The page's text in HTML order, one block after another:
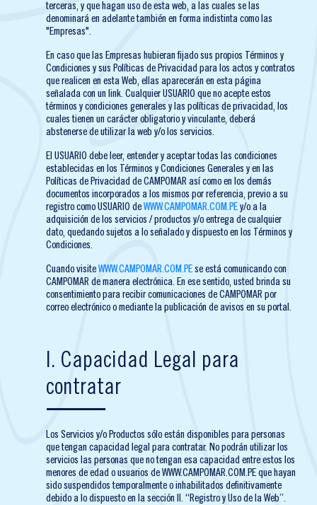
terceras, y que hagan uso de esta web, a las cuales se las
denominará en adelante también en forma indistinta como las
"Empresas".
En caso que las Empresas hubieran fijado sus propios Términos y
Condiciones y sus Políticas de Privacidad para los actos y contratos
que realicen en esta Web, ellas aparecerán en esta página
señalada con un link. Cualquier USUARIO que no acepte estos
términos y condiciones generales y las políticas de privacidad, los
cuales tienen un carácter obligatorio y vinculante, deberá
abstenerse de utilizar la web y/o los servicios.
El USUARIO debe leer, entender y aceptar todas las condiciones
establecidas en los Términos y Condiciones Generales y en las
Políticas de Privacidad de CAMPOMAR así como en los demás
documentos incorporados a los mismos por referencia, previo a su
registro como USUARIO de WWW.CAMPOMAR.COM.PEy/o a la
adquisición de los servicios / productos y/o entrega de cualquier
dato, quedando sujetos a lo señalado y dispuesto en los Términos y
Condiciones.
Cuando visite WWW.CAMPOMAR.COM.PEse está comunicando con
CAMPOMAR de manera electrónica. En ese sentido, usted brinda su
consentimiento para recibir comunicaciones de CAMPOMAR por
correo electrónico o mediante la publicación de avisos en su portal.
I. Capacidad Legal para
contratar
Los Servicios y/o Productos sólo están disponibles para personas
que tengan capacidad legal para contratar. No podrán utilizar los
servicios las personas que no tengan esa capacidad entre estos los
menores de edad o usuarios de WWW.CAMPOMAR.COM.PE que hayan
sido suspendidos temporalmente o inhabilitados definitivamente
debido a lo dispuesto en la sección II. “Registro y Uso de la Web”.